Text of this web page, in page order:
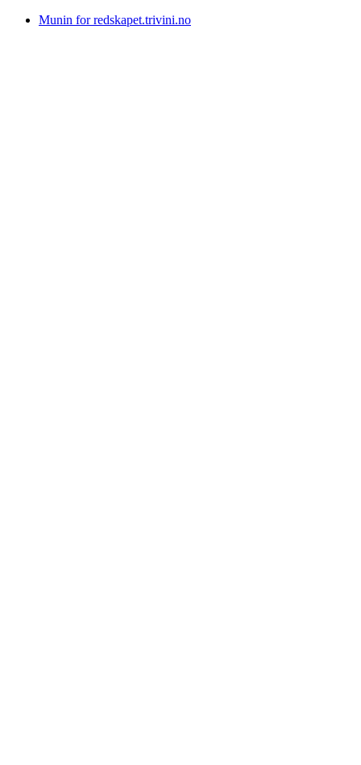
Munin for redskapet.trivini.no